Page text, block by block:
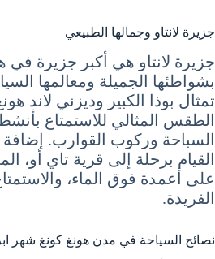
جزيرة لانتاو وجمالها الطبيعي
جزيرة لانتاو هي أكبر جزيرة في
بشواطئها الجميلة ومعالمها
تمثال بوذا الكبير وديزني لاند
الطقس المثالي للاستمتاع
السباحة وركوب القوارب. إضافة
القيام برحلة إلى قرية تاي أو،
على أعمدة فوق الماء، والاستمتاع
الفريدة.
نصائح السياحة في مدن هونغ كونغ شهر